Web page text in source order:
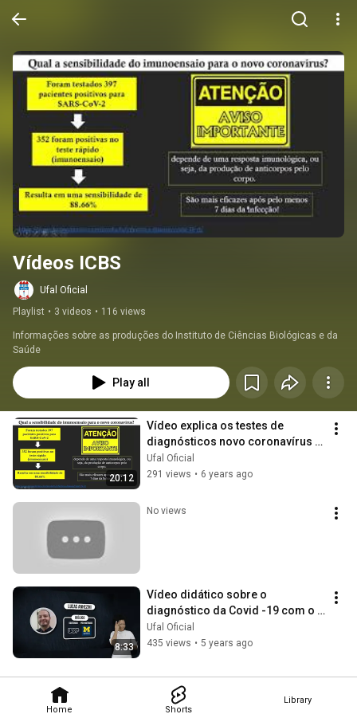
Home Shorts
Library
Vídeos ICBS
Ufal Oficial
Playlist • 3 videos • 116 views
Informações sobre as produções do Instituto de Ciências Biológicas e da
Saúde
Play all
20:12
Vídeo explica os testes de
diagnósticos novo coronavírus -
professor Dr. Lucas Anhezini de
Araujo
Ufal Oficial
291 views • 6 years ago
No views
8:33
Vídeo didático sobre o
diagnóstico da Covid -19 com o
professor Lucas Anhezini, do
ICBs da Ufal
Ufal Oficial
435 views • 5 years ago